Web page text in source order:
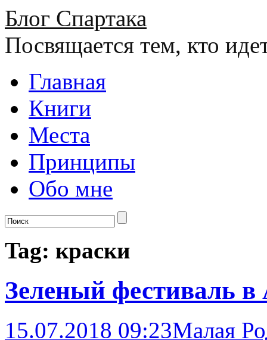
Блог Спартака
Посвящается тем, кто
Главная
Книги
Места
Принципы
Обо мне
Tag: краски
Зеленый фестиваль в
15.07.2018 09:23Малая